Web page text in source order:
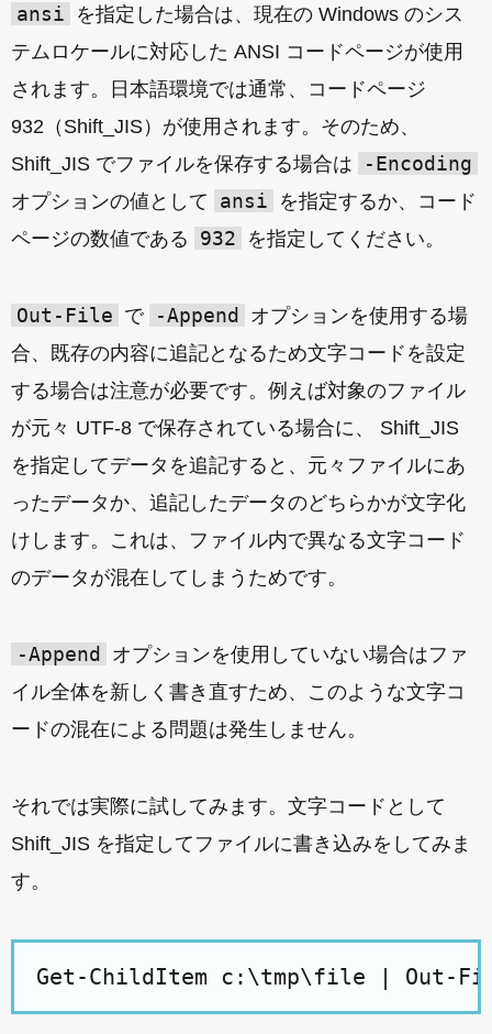
ansi
を指定した場合は、現在の Windows のシス
テムロケールに対応した ANSI コードページが使用
されます。日本語環境では通常、コードページ
932（Shift_JIS）が使用されます。そのため、
Shift_JIS でファイルを保存する場合は
-Encoding
オプションの値として ansi
を指定するか、コード
ページの数値である
932 を指定してください。
Out-File で -Append オプションを使用する場
合、既存の内容に追記となるため文字コードを設定
する場合は注意が必要です。例えば対象のファイル
が元々 UTF-8 で保存されている場合に、 Shift_JIS
を指定してデータを追記すると、元々ファイルにあ
ったデータか、追記したデータのどちらかが文字化
けします。これは、ファイル内で異なる文字コード
のデータが混在してしまうためです。
-Append オプションを使用していない場合はファ
イル全体を新しく書き直すため、このような文字コ
ードの混在による問題は発生しません。
それでは実際に試してみます。文字コードとして
Shift_JIS を指定してファイルに書き込みをしてみま
す。